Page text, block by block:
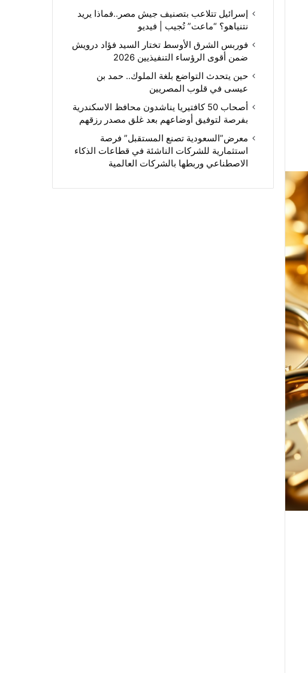
إسرائيل تتلاعب بتصنيف جيش مصر..فماذا يريد
نتنياهو؟ “ماعت” تُجيب | فيديو
فوربس الشرق الأوسط تختار السيد فؤاد درويش
ضمن أقوى الرؤساء التنفيذيين 2026
حين يتحدث التواضع بلغة الملوك.. حمد بن
عيسى في قلوب المصريين
أصحاب 50 كافتيريا يناشدون محافظ الاسكندرية
بفرصة لتوفيق أوضاعهم بعد غلق مصدر رزقهم
معرض”السعودية تصنع المستقبل” فرصة
استثمارية للشركات الناشئة في قطاعات الذكاء
الاصطناعي وربطها بالشركات العالمية